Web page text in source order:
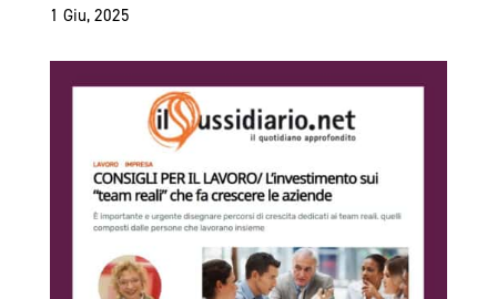
1 Giu, 2025